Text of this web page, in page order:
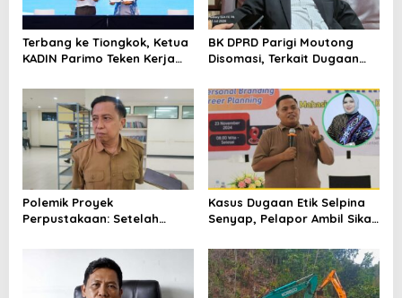
o
s
Terbang ke Tiongkok, Ketua
KADIN Parimo Teken Kerja
Durian
BK DPRD Parigi Moutong
Disomasi, Terkait Dugaan
Polemik Proyek
Perpustakaan: Setelah
Diperiksa Polda
Kasus Dugaan Etik Selpina
Senyap, Pelapor Ambil Sikap